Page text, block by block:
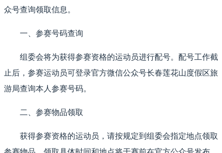
众号查询领取信息。
一、参赛号码查询
组委会将为获得参赛资格的运动员进行配号。配号工作截
止后，参赛运动员可登录官方微信公众号长春莲花山度假区旅
游局查询本人参赛号码。
二、参赛物品领取
获得参赛资格的运动员，请按规定到组委会指定地点领取